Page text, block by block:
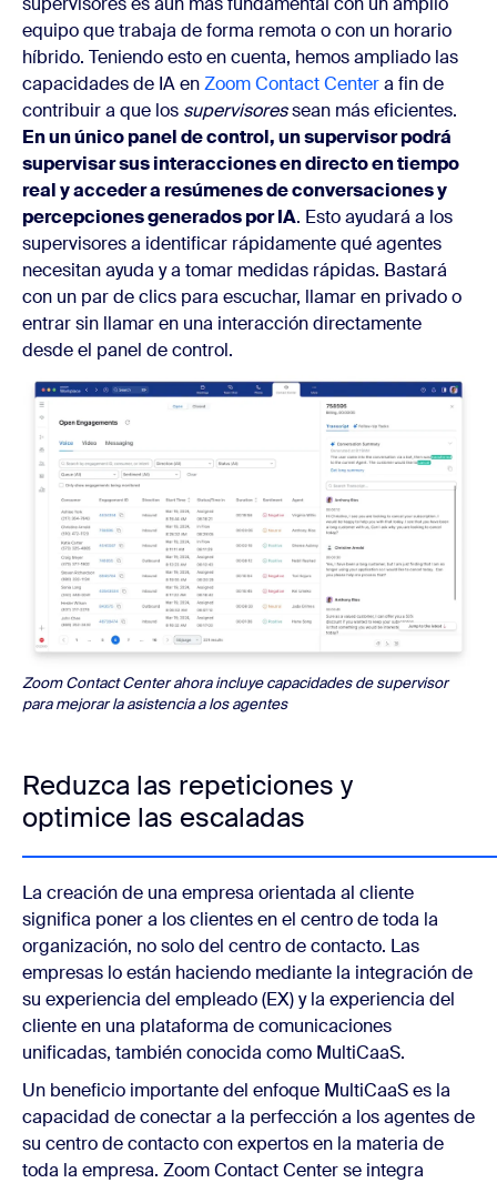
equipo que trabaja de forma remota o con un horario
híbrido. Teniendo esto en cuenta, hemos ampliado las
capacidades de IA enZoom Contact Centera fin de
contribuir a que los supervisoressean más eficientes.
En un único panel de control, un supervisor podrá
supervisar sus interacciones en directo en tiempo
real y acceder a resúmenes de conversaciones y
percepciones generados por IA. Esto ayudará a los
supervisores a identificar rápidamente qué agentes
necesitan ayuda y a tomar medidas rápidas. Bastará
con un par de clics para escuchar, llamar en privado o
entrar sin llamar en una interacción directamente
desde el panel de control.
Zoom Contact Center ahora incluye capacidades de supervisor
para mejorar la asistencia a los agentes
Reduzca las repeticiones y
optimice las escaladas
La creación de una empresa orientada al cliente
significa poner a los clientes en el centro de toda la
organización, no solo del centro de contacto. Las
empresas lo están haciendo mediante la integración de
su experiencia del empleado (EX) y la experiencia del
cliente en una plataforma de comunicaciones
unificadas, también conocida como MultiCaaS.
Un beneficio importante del enfoque MultiCaaS es la
capacidad de conectar a la perfección a los agentes de
su centro de contacto con expertos en la materia de
toda la empresa. Zoom Contact Center se integra